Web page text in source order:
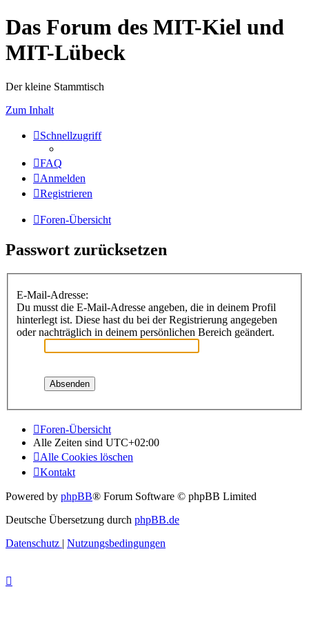
Das Forum des MIT-Kiel und
MIT-Lübeck
Der kleine Stammtisch
Zum Inhalt
Schnellzugriff
FAQ
Anmelden
Registrieren
Foren-Übersicht
Passwort zurücksetzen
E-Mail-Adresse:
Du musst die E-Mail-Adresse angeben, die in deinem Profil
hinterlegt ist. Diese hast du bei der Registrierung angegeben
oder nachträglich in deinem persönlichen Bereich geändert.
Foren-Übersicht
Alle Zeiten sind UTC+02:00
Alle Cookies löschen
Kontakt
Powered by phpBB® Forum Software © phpBB Limited
Deutsche Übersetzung durch phpBB.de
Datenschutz | Nutzungsbedingungen